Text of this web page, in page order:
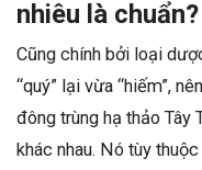
nhiêu là chuẩn?
Cũng chính bởi loại
“quý” lại vừa “hiếm”,
đông trùng hạ thảo Tây
khác nhau. Nó tùy